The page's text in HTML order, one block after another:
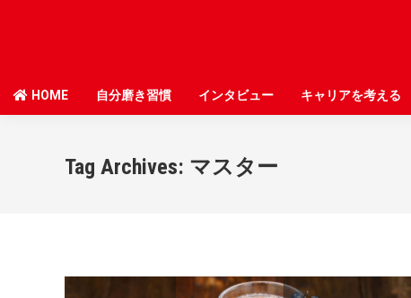
HOME 自分磨き習慣 インタビュー キャリアを考える
Tag Archives: マスター
HOME 自分磨き習慣 インタビュー キャリアを考える